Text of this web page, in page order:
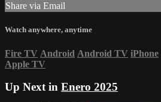
Share via Email
Watch anywhere, anytime
Fire TV Android Android TV iPhone
Apple TV
Up Next in Enero 2025